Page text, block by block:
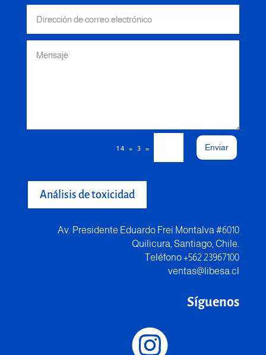
14 + 3 = Enviar
Análisis de toxicidad
Av. Presidente Eduardo Frei Montalva #6010
Quilicura, Santiago, Chile.
Teléfono +562 23967100
ventas@libesa.cl
Síguenos